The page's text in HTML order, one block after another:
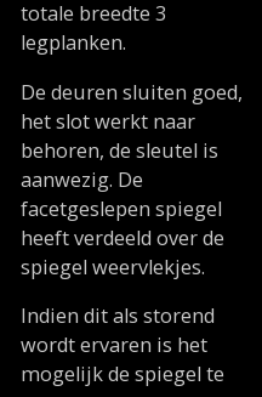
totale breedte 3
legplanken.
De deuren sluiten goed,
het slot werkt naar
behoren, de sleutel is
aanwezig. De
facetgeslepen spiegel
heeft verdeeld over de
spiegel weervlekjes.
Indien dit als storend
wordt ervaren is het
mogelijk de spiegel te